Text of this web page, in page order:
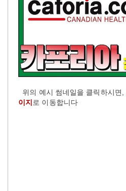
위의 예시 썸네일을 클릭하시면,
이지 로 이동합니다